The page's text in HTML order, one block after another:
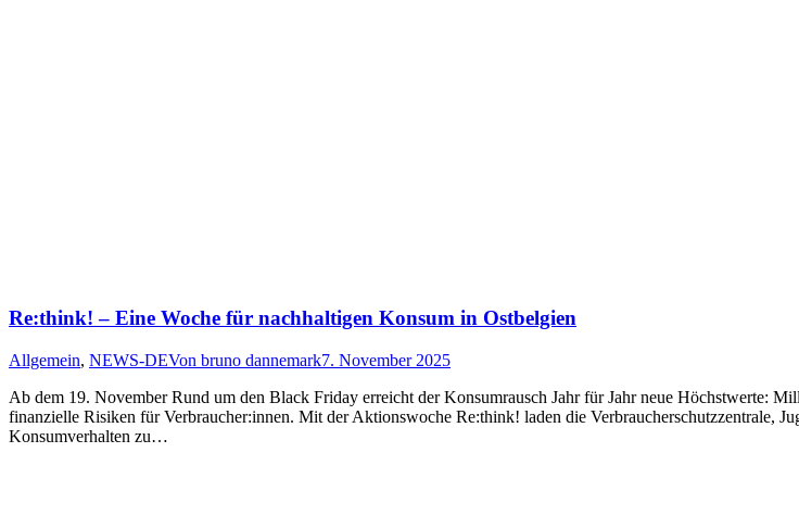
Re:think! – Eine Woche für nachhaltigen Konsum in Ostbelgien
Allgemein, NEWS-DEVon bruno dannemark7. November 2025
Ab dem 19. November Rund um den Black Friday erreicht der Konsumrausch Jahr für Jahr neue Höchstwerte:
finanzielle Risiken für Verbraucher:innen. Mit der Aktionswoche Re:think! laden die Verbraucherschutzzentrale,
Konsumverhalten zu…